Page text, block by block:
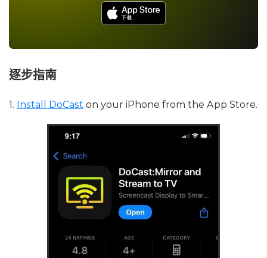
逐步指南
1. Install DoCast on your iPhone from the App Store.